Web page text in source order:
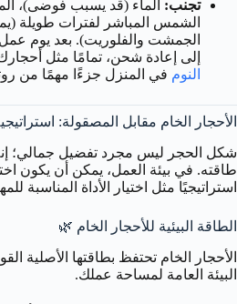
تجنب: الماء (قد يسبب فوضى)،
الشمس المباشر لفترات طويلة
الجمشت والفلوريت). بعد يوم
إلى إعادة شحن، تمامًا مثل
النوم في المنزل جزءًا مهمًا من
الأحجار الخام مقابل المصقولة:
شكل الحجر ليس مجرد تفضيل جمالي؛ إنه
طاقته. في بيئة العمل، يمكن أن يكون
استراتيجيًا مثل اختيار الأداة المناسبة
الطاقة البيئية للأحجار الخام 🌿
الأحجار الخام تحتفظ بطاقتها الأصلية
البيئة العامة لمساحة عملك.